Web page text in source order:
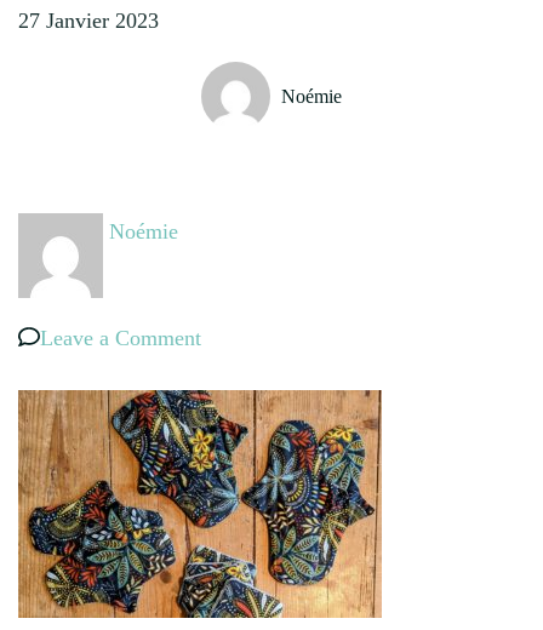
27 Janvier 2023
Noémie
Noémie
Leave a Commenton